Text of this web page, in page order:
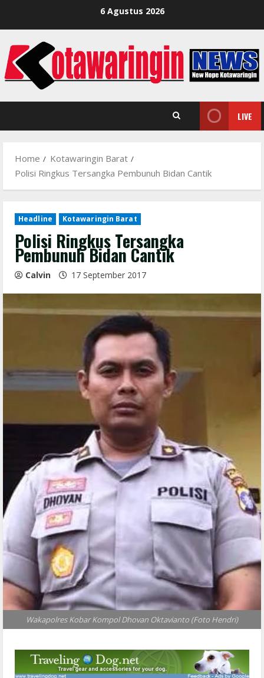
6 Agustus 2026
LIVE
Home
Kotawaringin Barat
Polisi Ringkus Tersangka Pembunuh Bidan Cantik
Headline Kotawaringin Barat
Polisi Ringkus Tersangka
Pembunuh Bidan Cantik
Calvin 17 September 2017
Wakapolres Kobar Kompol Dhovan Oktavianto (Foto Hendri)